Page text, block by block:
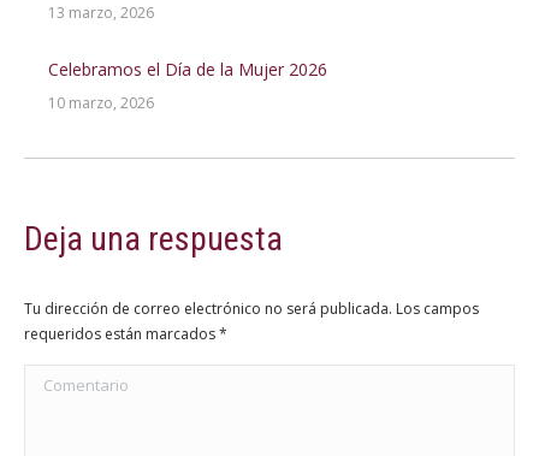
13 marzo, 2026
Celebramos el Día de la Mujer 2026
10 marzo, 2026
Deja una respuesta
Tu dirección de correo electrónico no será publicada. Los campos
requeridos están marcados*
Comentario